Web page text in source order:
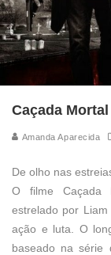
Caçada
Amanda Aparecida
De olho nas
O filme Caçada
estrelado por
ação e luta. O
baseado na série